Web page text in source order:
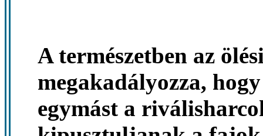
A természetben az
megakadályozza,
egymást a